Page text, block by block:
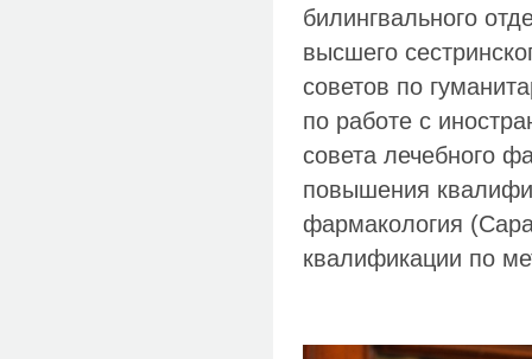
билингвального
высшего
советов по
по работе с
совета лечебного
повышения
фармакология
квалификации по